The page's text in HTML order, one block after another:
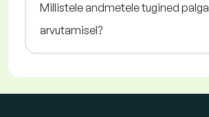
Millistele andmetele tugined palga
arvutamisel?